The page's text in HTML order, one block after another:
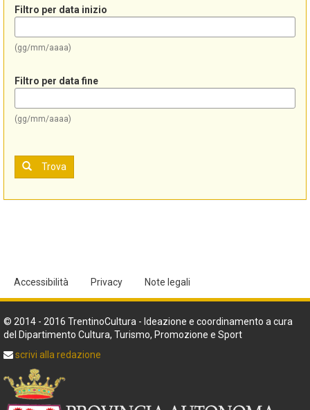
Filtro per data inizio
(gg/mm/aaaa)
Filtro per data fine
(gg/mm/aaaa)
Trova
Accessibilità Privacy Note legali
© 2014 - 2016 TrentinoCultura - Ideazione e coordinamento a cura
del Dipartimento Cultura, Turismo, Promozione e Sport
scrivi alla redazione